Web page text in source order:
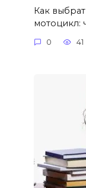
Как
мотоцикл:
0 41